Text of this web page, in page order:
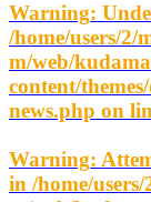
Warning:
/home/users/2/
m/web/
content/
news.php on
Warning:
in /home/